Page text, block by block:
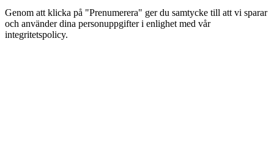
Genom att klicka på "Prenumerera" ger du samtycke till att vi sparar
och använder dina personuppgifter i enlighet med vår
integritetspolicy.